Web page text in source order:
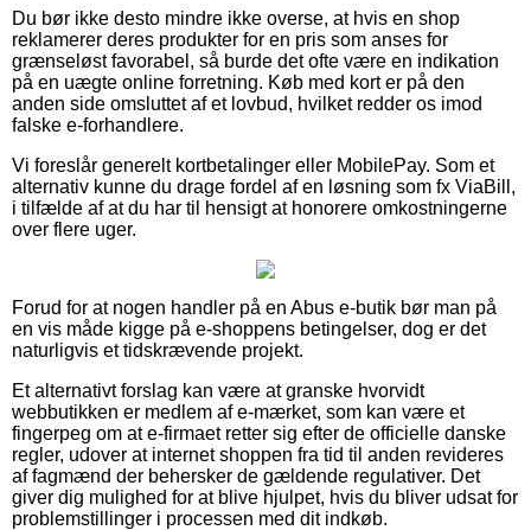
Du bør ikke desto mindre ikke overse, at hvis en shop
reklamerer deres produkter for en pris som anses for
grænseløst favorabel, så burde det ofte være en indikation
på en uægte online forretning. Køb med kort er på den
anden side omsluttet af et lovbud, hvilket redder os imod
falske e-forhandlere.
Vi foreslår generelt kortbetalinger eller MobilePay. Som et
alternativ kunne du drage fordel af en løsning som fx ViaBill,
i tilfælde af at du har til hensigt at honorere omkostningerne
over flere uger.
Forud for at nogen handler på en Abus e-butik bør man på
en vis måde kigge på e-shoppens betingelser, dog er det
naturligvis et tidskrævende projekt.
Et alternativt forslag kan være at granske hvorvidt
webbutikken er medlem af e-mærket, som kan være et
fingerpeg om at e-firmaet retter sig efter de officielle danske
regler, udover at internet shoppen fra tid til anden revideres
af fagmænd der behersker de gældende regulativer. Det
giver dig mulighed for at blive hjulpet, hvis du bliver udsat for
problemstillinger i processen med dit indkøb.